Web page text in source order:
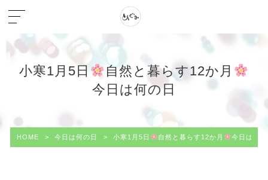
小寒1月5日
自然と暮らす12か月
今日は何の日
HOME > 今日は何の日 > 小寒1月5日 自然と暮らす12か月 今日は何